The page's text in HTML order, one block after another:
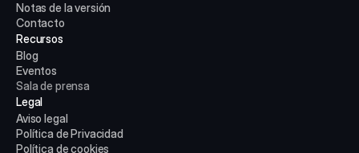
Notas de la versión
Contacto
Recursos
Blog
Eventos
Sala de prensa
Legal
Aviso legal
Política de Privacidad
Política de cookies